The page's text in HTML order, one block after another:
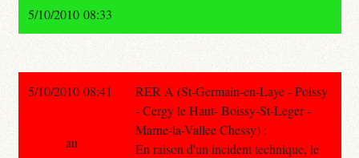
5/10/2010 08:33
5/10/2010 08:41
RER A (St-Germain-en-Laye - Poissy
- Cergy le Haut- Boissy-St-Leger -
Marne-la-Vallee Chessy) :
En raison d'un incident technique, le
au